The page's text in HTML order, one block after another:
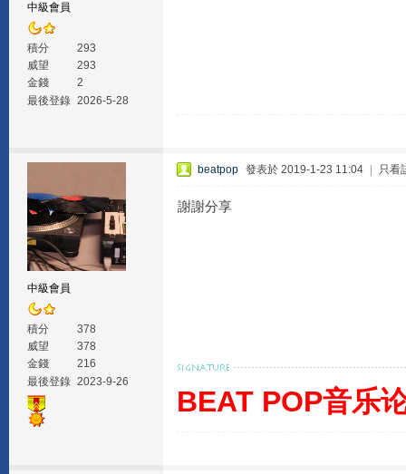
中級會員
積分
293
威望
293
金錢
2
最後登錄 2026-5-28
中級會員
積分
378
威望
378
金錢
216
最後登錄 2023-9-26
beatpop 發表於 2019-1-23 11:04 只看
謝謝分享
BEAT POP音乐